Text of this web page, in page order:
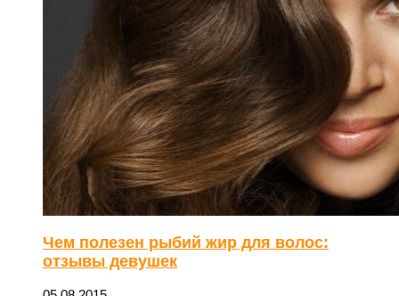
Чем полезен рыбий жир для волос:
отзывы девушек